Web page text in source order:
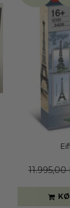
11.995,00